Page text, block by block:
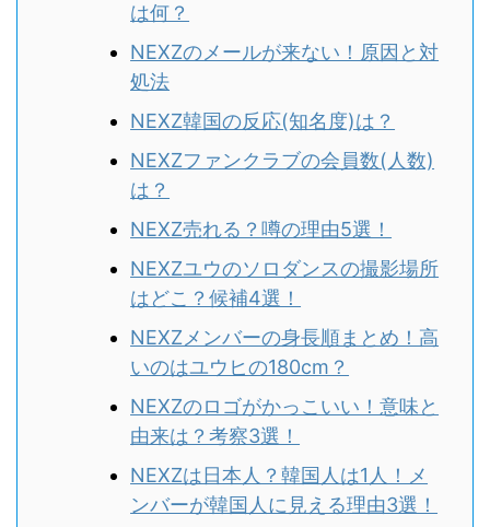
は何？
NEXZのメールが来ない！原因と対
処法
NEXZ韓国の反応(知名度)は？
NEXZファンクラブの会員数(人数)
は？
NEXZ売れる？噂の理由5選！
NEXZユウのソロダンスの撮影場所
はどこ？候補4選！
NEXZメンバーの身長順まとめ！高
いのはユウヒの180cm？
NEXZのロゴがかっこいい！意味と
由来は？考察3選！
NEXZは日本人？韓国人は1人！メ
ンバーが韓国人に見える理由3選！